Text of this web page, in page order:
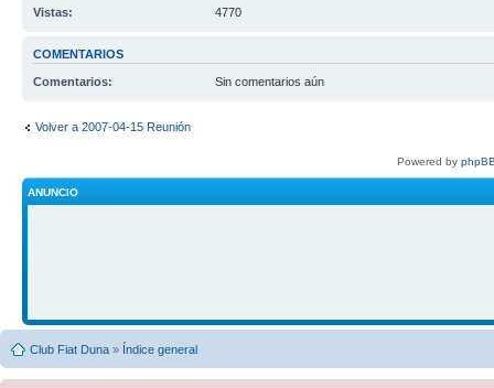
Vistas:
4770
COMENTARIOS
Comentarios: Sin comentarios aún
Volver a 2007-04-15 Reunión
Powered by
ANUNCIO
Club Fiat Duna » Índice general